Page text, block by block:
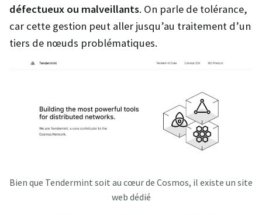
défectueux ou malveillants. On parle de tolérance,
car cette gestion peut aller jusqu’au traitement d’un
tiers de nœuds problématiques.
Bien que Tendermint soit au cœur de Cosmos, il existe un site
web dédié